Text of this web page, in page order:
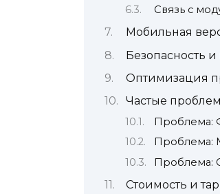
Связь с
Мобильная
Безопасность
Оптимизация
Частые
Проблема:
Проблема:
Проблема:
Стоимость и